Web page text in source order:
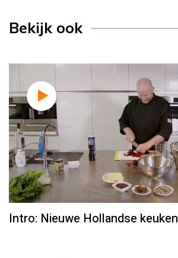
Bekijk ook
Intro: Nieuwe Hollandse keuken